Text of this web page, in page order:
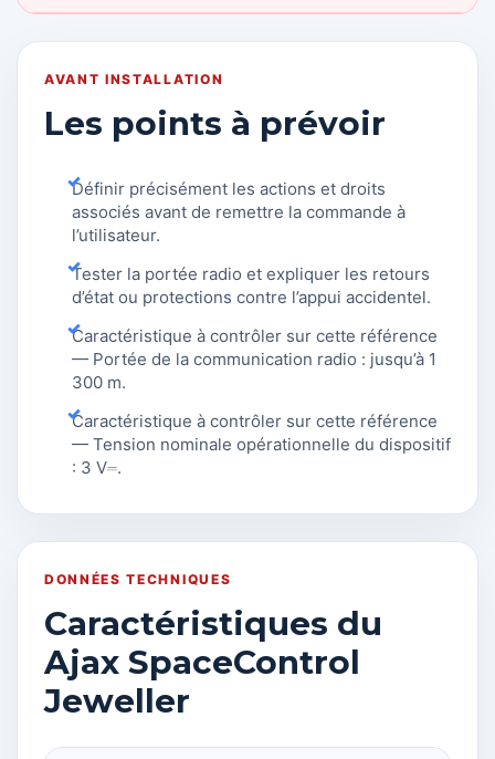
AVANT INSTALLATION
Les points à prévoir
Définir précisément les actions et droits
associés avant de remettre la commande à
l’utilisateur.
Tester la portée radio et expliquer les retours
d’état ou protections contre l’appui accidentel.
Caractéristique à contrôler sur cette référence
— Portée de la communication radio : jusqu’à 1
300 m.
Caractéristique à contrôler sur cette référence
— Tension nominale opérationnelle du dispositif
: 3 V⎓.
DONNÉES TECHNIQUES
Caractéristiques du
Ajax SpaceControl
Jeweller